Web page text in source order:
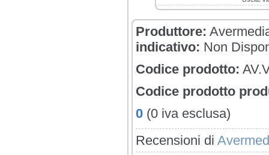
Produttore:
indicativo: Non
Codice prodotto:
Codice prodotto
0 (0 iva esclusa)
Recensioni di